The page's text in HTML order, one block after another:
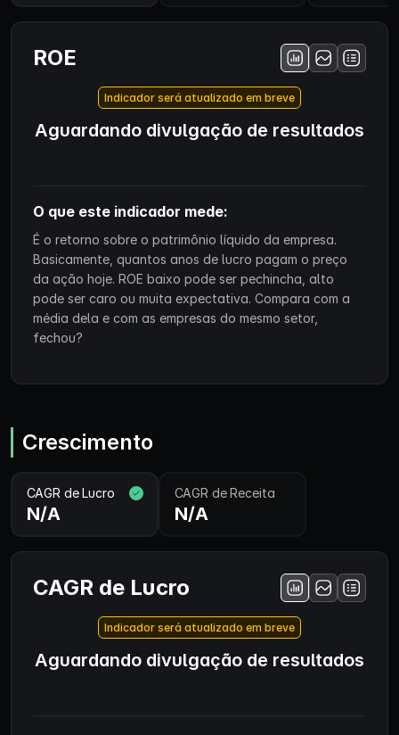
ROE
Indicador será atualizado em breve
Aguardando divulgação de resultados
O que este indicador mede:
É o retorno sobre o patrimônio líquido da empresa.
Basicamente, quantos anos de lucro pagam o preço
da ação hoje. ROE baixo pode ser pechincha, alto
pode ser caro ou muita expectativa. Compara com a
média dela e com as empresas do mesmo setor,
fechou?
Crescimento
CAGR de Lucro
N/A
CAGR de Receita
N/A
CAGR de Lucro
Indicador será atualizado em breve
Aguardando divulgação de resultados